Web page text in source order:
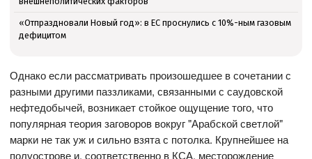
«Отпраздновали Новый год»: в ЕС проснулись с 10%-ным газовым
дефицитом
Однако если рассматривать произошедшее в сочетании с
разными другими паззликами, связанными с саудовской
нефтедобычей, возникает стойкое ощущение того, что
популярная теория заговоров вокруг "Арабской светлой"
марки не так уж и сильно взята с потолка. Крупнейшее на
полуострове и, соответственно в КСА, месторождение